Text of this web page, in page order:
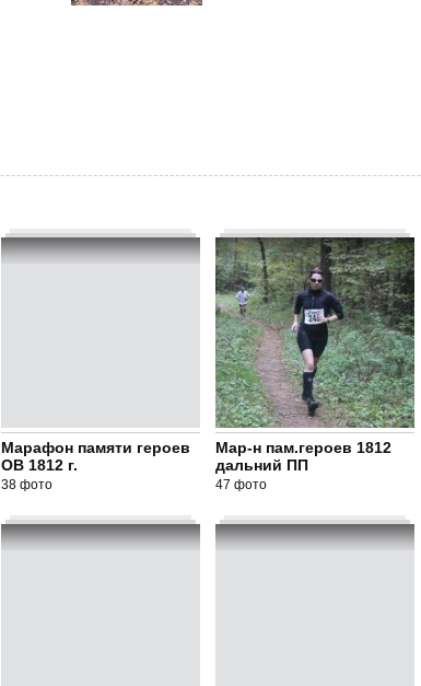
Марафон памяти героев
ОВ 1812 г.
38 фото
Мар-н пам.героев 1812
дальний ПП
47 фото